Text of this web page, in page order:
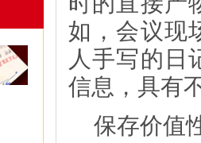
如，会议现
人手写的日
信息，具有
保存价值